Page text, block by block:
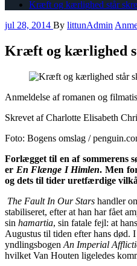
Kræft og kærlighed står
jul 28, 2014 By littunAdmin
Kræft og kærlighed
Anmeldelse af romanen og
Skrevet af Charlotte Elisabeth
Foto: Bogens omslag /
Forlægget til en af sommerens
er En Flænge I Himlen. Men
og dets til tider uretfærdige
The Fault In Our Stars handler
stabiliseret, efter at han har fået
sin hamartia, sin fatale fejl: at
Augustus til tiden efter hans død.
yndlingsbogen An Imperial
hvilket Van Houten ligeledes